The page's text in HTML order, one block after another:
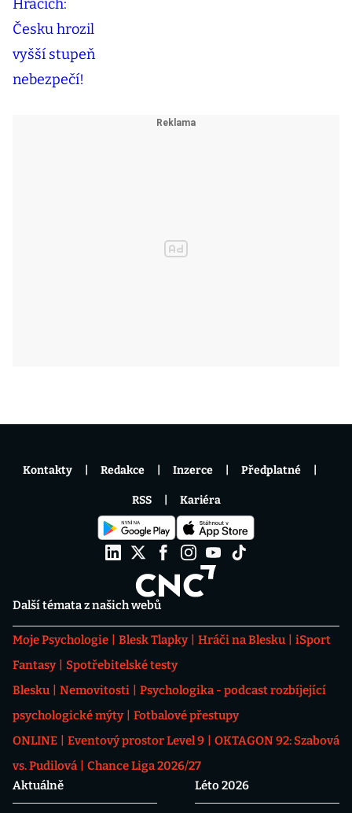
Další témata z našich webů
Moje Psychologie Blesk Tlapky Hráči na Blesku
iSport
Fantasy
Spotřebitelské testy
Blesku
Nemovitosti
Psychologika - podcast rozbíjející
psychologické mýty
Fotbalové přestupy
ONLINE
Eventový prostor Level 9
OKTAGON 92: Szabová
vs. Pudilová
Chance Liga 2026/27
Aktuálně
Léto 2026
Kontakty Redakce Inzerce Předplatné
RSS Kariéra